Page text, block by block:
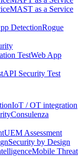
MAST as a Service
Rogue
Web App
API Security Test
IoT / OT integration
Consulenza
UEM Assessment
Security by Design
Mobile Threat